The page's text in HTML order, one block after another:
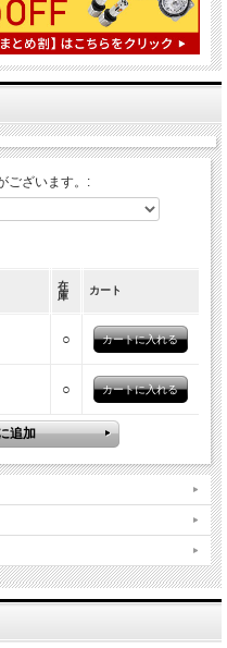
ございます。:
在
庫
カート
○
○